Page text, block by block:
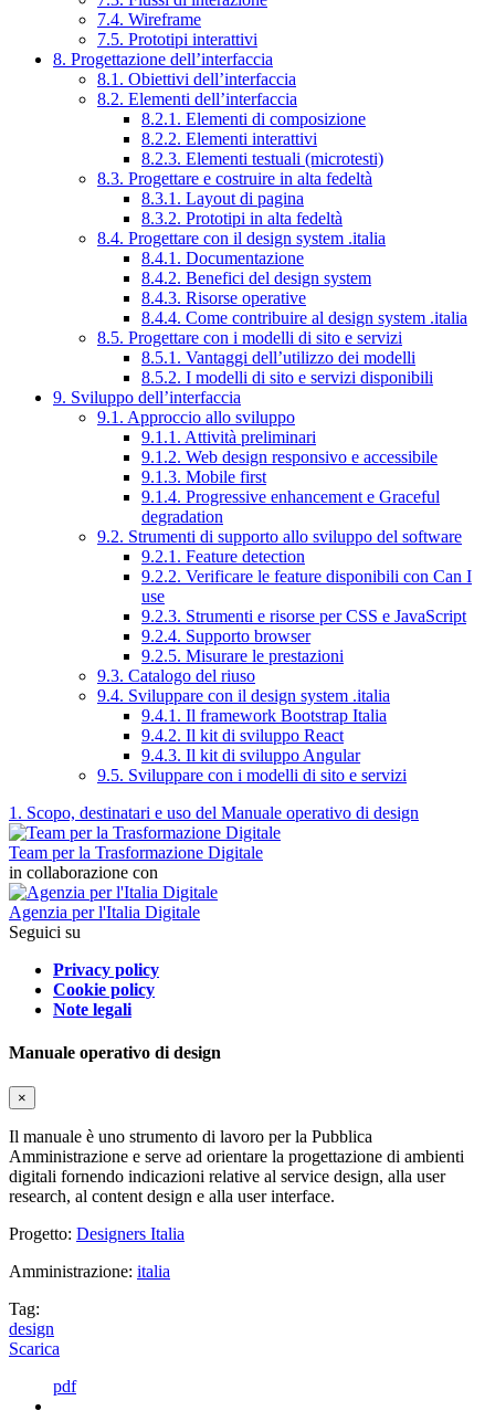
7.4. Wireframe
7.5. Prototipi interattivi
8. Progettazione dell’interfaccia
8.1. Obiettivi dell’interfaccia
8.2. Elementi dell’interfaccia
8.2.1. Elementi di composizione
8.2.2. Elementi interattivi
8.2.3. Elementi testuali (microtesti)
8.3. Progettare e costruire in alta fedeltà
8.3.1. Layout di pagina
8.3.2. Prototipi in alta fedeltà
8.4. Progettare con il design system .italia
8.4.1. Documentazione
8.4.2. Benefici del design system
8.4.3. Risorse operative
8.4.4. Come contribuire al design system .italia
8.5. Progettare con i modelli di sito e servizi
8.5.1. Vantaggi dell’utilizzo dei modelli
8.5.2. I modelli di sito e servizi disponibili
9. Sviluppo dell’interfaccia
9.1. Approccio allo sviluppo
9.1.1. Attività preliminari
9.1.2. Web design responsivo e accessibile
9.1.3. Mobile first
9.1.4. Progressive enhancement e Graceful
degradation
9.2. Strumenti di supporto allo sviluppo del software
9.2.1. Feature detection
9.2.2. Verificare le feature disponibili con Can I
use
9.2.3. Strumenti e risorse per CSS e JavaScript
9.2.4. Supporto browser
9.2.5. Misurare le prestazioni
9.3. Catalogo del riuso
9.4. Sviluppare con il design system .italia
9.4.1. Il framework Bootstrap Italia
9.4.2. Il kit di sviluppo React
9.4.3. Il kit di sviluppo Angular
9.5. Sviluppare con i modelli di sito e servizi
1. Scopo, destinatari e uso del Manuale operativo di design
Team per la Trasformazione Digitale
in collaborazione con
Agenzia per l'Italia Digitale
Seguici su
Privacy policy
Cookie policy
Note legali
Manuale operativo di design
×
Il manuale è uno strumento di lavoro per la Pubblica
Amministrazione e serve ad orientare la progettazione di ambienti
digitali fornendo indicazioni relative al service design, alla user
research, al content design e alla user interface.
Progetto: Designers Italia
Amministrazione: italia
Tag:
design
Scarica
pdf